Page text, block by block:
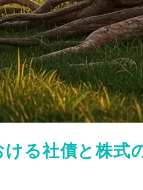
る社債と株式